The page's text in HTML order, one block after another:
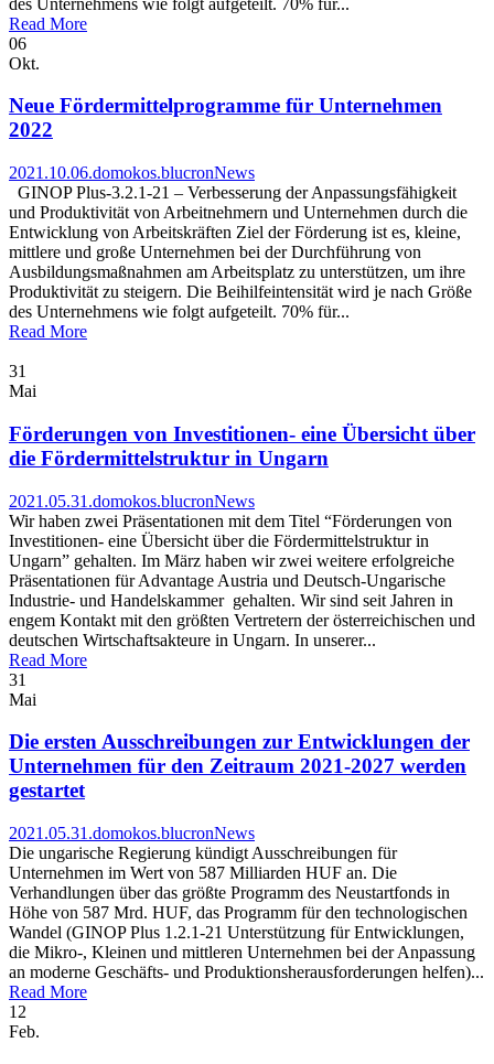
Read More
06
Okt.
Neue Fördermittelprogramme für Unternehmen
2022
2021.10.06.domokos.blucronNews
GINOP Plus-3.2.1-21 – Verbesserung der Anpassungsfähigkeit
und Produktivität von Arbeitnehmern und Unternehmen durch die
Entwicklung von Arbeitskräften Ziel der Förderung ist es, kleine,
mittlere und große Unternehmen bei der Durchführung von
Ausbildungsmaßnahmen am Arbeitsplatz zu unterstützen, um ihre
Produktivität zu steigern. Die Beihilfeintensität wird je nach Größe
des Unternehmens wie folgt aufgeteilt. 70% für...
Read More
31
Mai
Förderungen von Investitionen- eine Übersicht über
die Fördermittelstruktur in Ungarn
2021.05.31.domokos.blucronNews
Wir haben zwei Präsentationen mit dem Titel “Förderungen von
Investitionen- eine Übersicht über die Fördermittelstruktur in
Ungarn” gehalten. Im März haben wir zwei weitere erfolgreiche
Präsentationen für Advantage Austria und Deutsch-Ungarische
Industrie- und Handelskammer gehalten. Wir sind seit Jahren in
engem Kontakt mit den größten Vertretern der österreichischen und
deutschen Wirtschaftsakteure in Ungarn. In unserer...
Read More
31
Mai
Die ersten Ausschreibungen zur Entwicklungen der
Unternehmen für den Zeitraum 2021-2027 werden
gestartet
2021.05.31.domokos.blucronNews
Die ungarische Regierung kündigt Ausschreibungen für
Unternehmen im Wert von 587 Milliarden HUF an. Die
Verhandlungen über das größte Programm des Neustartfonds in
Höhe von 587 Mrd. HUF, das Programm für den technologischen
Wandel (GINOP Plus 1.2.1-21 Unterstützung für Entwicklungen,
die Mikro-, Kleinen und mittleren Unternehmen bei der Anpassung
an moderne Geschäfts- und Produktionsherausforderungen helfen)...
Read More
12
Feb.